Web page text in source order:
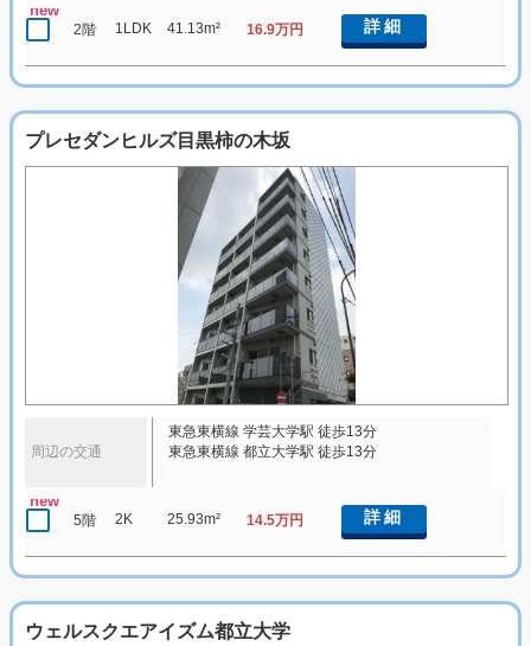
new
2階 1LDK 41.13m² 16.9万円 詳細
プレセダンヒルズ目黒柿の木坂
周辺の交通
東急東横線 学芸大学駅 徒歩13分
東急東横線 都立大学駅 徒歩13分
new
5階 2K 25.93m² 14.5万円 詳細
ウェルスクエアイズム都立大学